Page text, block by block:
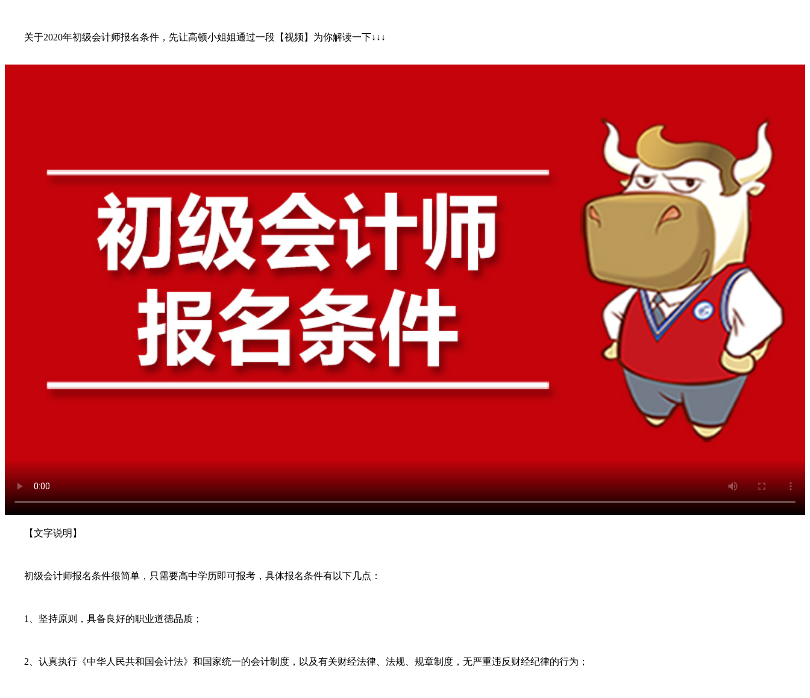
关于2020年初级会计师报名条件，先让高顿小姐姐通过一段【视频】为你解读一下↓↓↓
【文字说明】
初级会计师报名条件很简单，只需要高中学历即可报考，具体报名条件有以下几点：
1、坚持原则，具备良好的职业道德品质；
2、认真执行《中华人民共和国会计法》和国家统一的会计制度，以及有关财经法律、法规、规章制度，无严重违反财经纪律的行为；